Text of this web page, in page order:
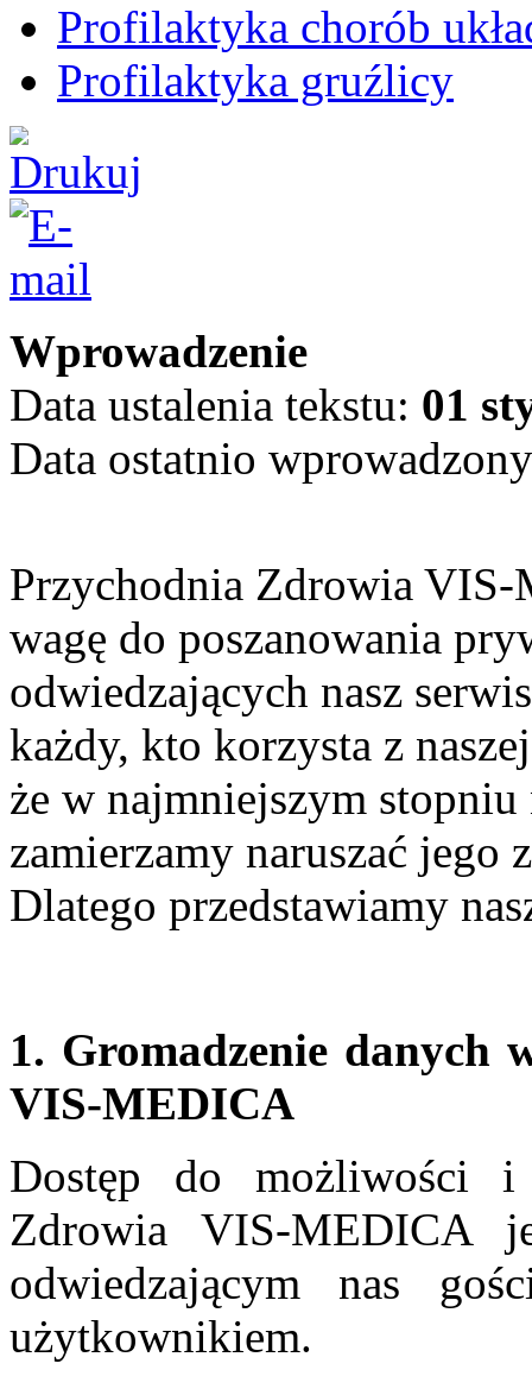
Profilaktyka chorób
Profilaktyka gruźlicy
Wprowadzenie
Data ustalenia tekstu: 01
Data ostatnio
Przychodnia Zdrowia
wagę do poszanowania
odwiedzających nasz
każdy, kto korzysta z
że w najmniejszym stopniu
zamierzamy naruszać jego
Dlatego przedstawiamy
1. Gromadzenie
VIS-MEDICA
Dostęp do możliwości
Zdrowia VIS-MEDICA
odwiedzającym nas
użytkownikiem.